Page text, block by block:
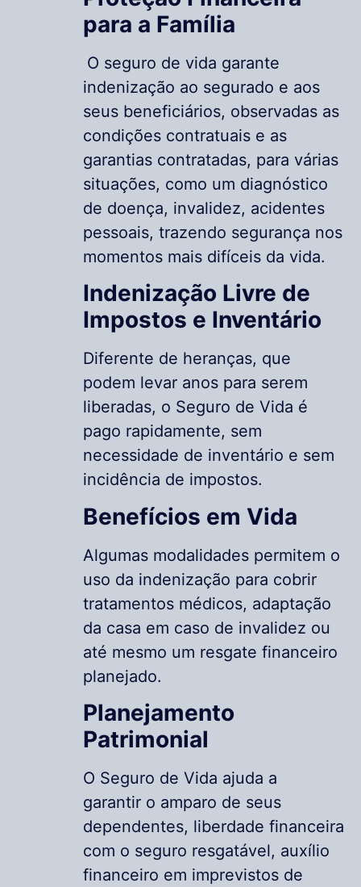
para a Família
O seguro de vida garante
indenização ao segurado e aos
seus beneficiários, observadas as
condições contratuais e as
garantias contratadas, para várias
situações, como um diagnóstico
de doença, invalidez, acidentes
pessoais, trazendo segurança nos
momentos mais difíceis da vida.
Indenização Livre de
Impostos e Inventário
Diferente de heranças, que
podem levar anos para serem
liberadas, o Seguro de Vida é
pago rapidamente, sem
necessidade de inventário e sem
incidência de impostos.
Benefícios em Vida
Algumas modalidades permitem o
uso da indenização para cobrir
tratamentos médicos, adaptação
da casa em caso de invalidez ou
até mesmo um resgate financeiro
planejado.
Planejamento
Patrimonial
O Seguro de Vida ajuda a
garantir o amparo de seus
dependentes, liberdade financeira
com o seguro resgatável, auxílio
financeiro em imprevistos de